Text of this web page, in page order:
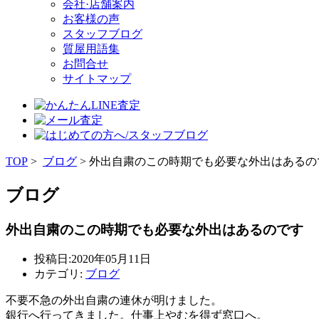
会社·店舗案内
お客様の声
スタッフブログ
質屋用語集
お問合せ
サイトマップ
TOP > ブログ > 外出自粛のこの時期でも必要な外出はある
ブログ
外出自粛のこの時期でも必要な外出はあるのです
投稿日:2020年05月11日
カテゴリ: ブログ
不要不急の外出自粛の連休が明けました。
銀行へ行ってきました。仕事上やむを得ず窓口へ。